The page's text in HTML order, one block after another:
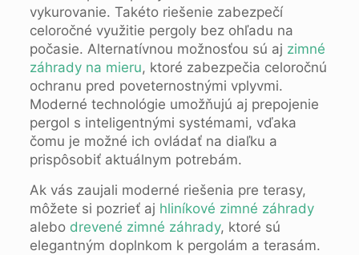
vykurovanie. Takéto riešenie zabezpečí
celoročné využitie pergoly bez ohľadu na
počasie. Alternatívnou možnosťou sú aj zimné
záhrady na mieru, ktoré zabezpečia celoročnú
ochranu pred poveternostnými vplyvmi.
Moderné technológie umožňujú aj prepojenie
pergol s inteligentnými systémami, vďaka
čomu je možné ich ovládať na diaľku a
prispôsobiť aktuálnym potrebám.
Ak vás zaujali moderné riešenia pre terasy,
môžete si pozrieť aj hliníkové zimné záhrady
alebo drevené zimné záhrady, ktoré sú
elegantným doplnkom k pergolám a terasám.